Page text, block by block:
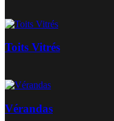
Toits Vitrés
Vérandas